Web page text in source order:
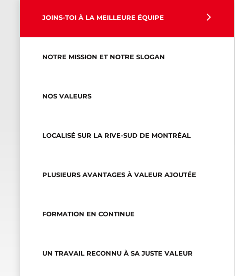
JOINS-TOI À LA MEILLEURE ÉQUIPE
NOTRE MISSION ET NOTRE SLOGAN
NOS VALEURS
LOCALISÉ SUR LA RIVE-SUD DE MONTRÉAL
PLUSIEURS AVANTAGES À VALEUR AJOUTÉE
FORMATION EN CONTINUE
UN TRAVAIL RECONNU À SA JUSTE VALEUR